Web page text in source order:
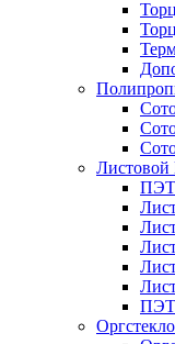
ПЭТ
ПЭТ
Оргстекло